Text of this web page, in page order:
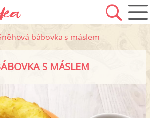
bábovka s máslem
S MÁSLEM